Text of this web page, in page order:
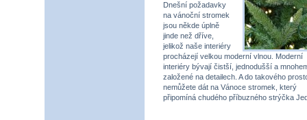
Dnešní požadavky
na vánoční stromek
jsou někde úplně
jinde než dříve,
jelikož naše interiéry
procházejí velkou moderní vlnou. Moderní
interiéry bývají čistší, jednodušší a
založené na detailech. A do takového
nemůžete dát na Vánoce stromek, který
připomíná chudého příbuzného strýčka